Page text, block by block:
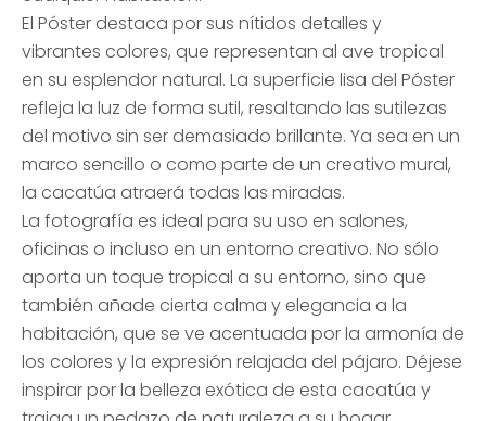
El Póster destaca por sus nítidos detalles y
vibrantes colores, que representan al ave tropical
en su esplendor natural. La superficie lisa del Póster
refleja la luz de forma sutil, resaltando las sutilezas
del motivo sin ser demasiado brillante. Ya sea en un
marco sencillo o como parte de un creativo mural,
la cacatúa atraerá todas las miradas.
La fotografía es ideal para su uso en salones,
oficinas o incluso en un entorno creativo. No sólo
aporta un toque tropical a su entorno, sino que
también añade cierta calma y elegancia a la
habitación, que se ve acentuada por la armonía de
los colores y la expresión relajada del pájaro. Déjese
inspirar por la belleza exótica de esta cacatúa y